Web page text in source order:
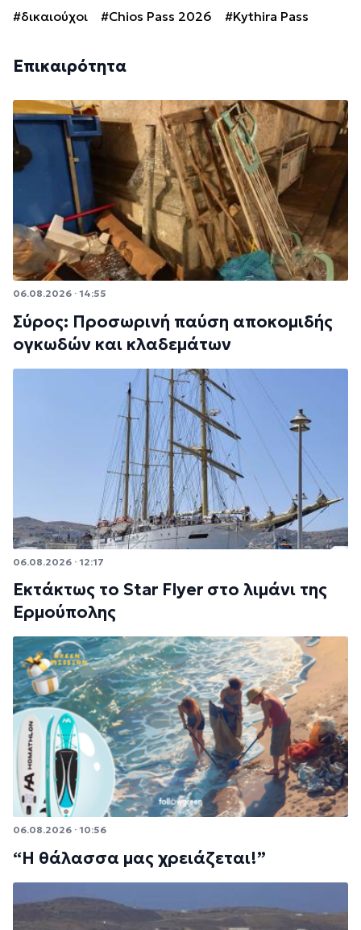
#δικαιούχοι
#Chios Pass 2026 #Kythira Pass
Επικαιρότητα
06.08.2026 · 14:55
Σύρος: Προσωρινή παύση αποκομιδής
ογκωδών και κλαδεμάτων
06.08.2026 · 12:17
Εκτάκτως το Star Flyer στο λιμάνι της
Ερμούπολης
06.08.2026 · 10:56
“Η θάλασσα μας χρειάζεται!”